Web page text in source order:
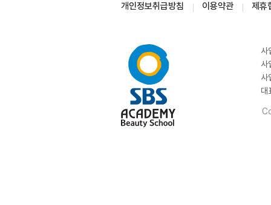
개인정보취급방침 이용약관 제휴
사
사
사
대